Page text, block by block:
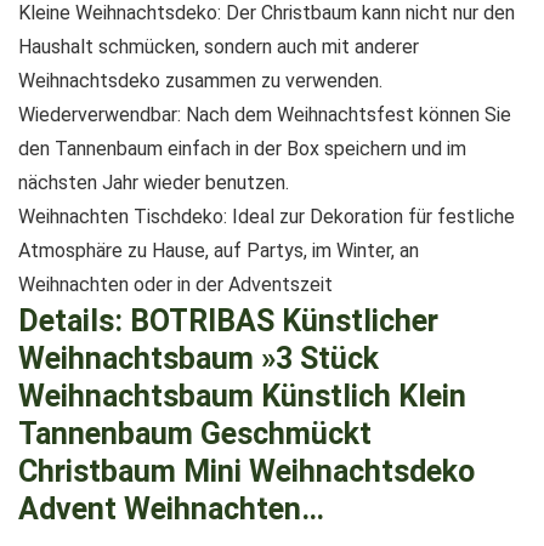
Kleine Weihnachtsdeko: Der Christbaum kann nicht nur den
Haushalt schmücken, sondern auch mit anderer
Weihnachtsdeko zusammen zu verwenden.
Wiederverwendbar: Nach dem Weihnachtsfest können Sie
den Tannenbaum einfach in der Box speichern und im
nächsten Jahr wieder benutzen.
Weihnachten Tischdeko: Ideal zur Dekoration für festliche
Atmosphäre zu Hause, auf Partys, im Winter, an
Weihnachten oder in der Adventszeit
Details: BOTRIBAS Künstlicher
Weihnachtsbaum »3 Stück
Weihnachtsbaum Künstlich Klein
Tannenbaum Geschmückt
Christbaum Mini Weihnachtsdeko
Advent Weihnachten…